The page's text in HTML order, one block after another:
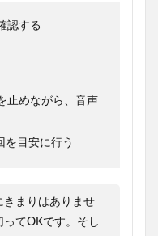
認する
止めながら、音声
を目安に行う
きまりはありませ
てOKです。そし